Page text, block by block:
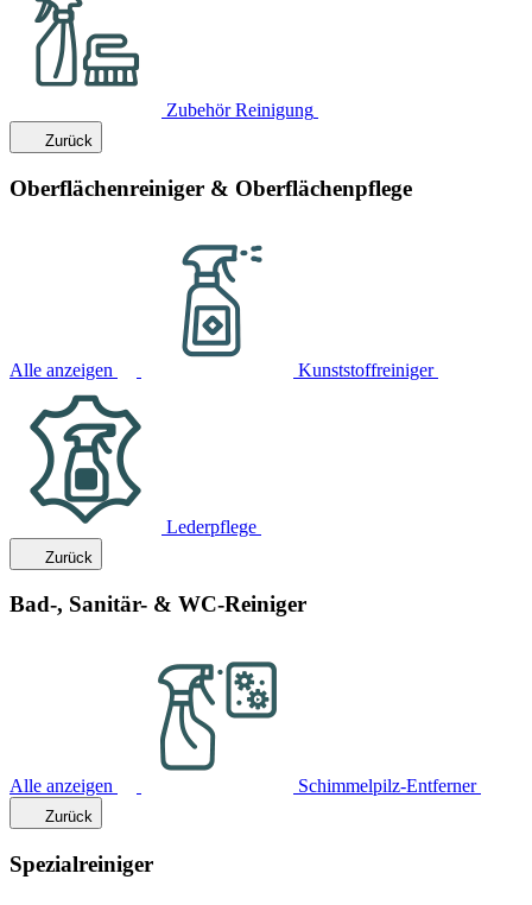
Zubehör Reinigung
Zurück
Oberflächenreiniger & Oberflächenpflege
Alle anzeigen Kunststoffreiniger
Lederpflege
Zurück
Bad-, Sanitär- & WC-Reiniger
Alle anzeigen Schimmelpilz-Entferner
Zurück
Spezialreiniger